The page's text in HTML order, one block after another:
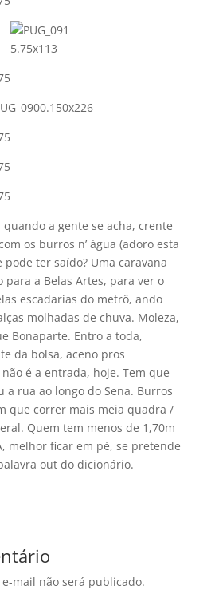
a gente se acha, crente
os burros n’ água (adoro esta
pode ter saí­do? Uma caravana
para a Belas Artes, para ver o
escadarias do metrô, ando
molhadas de chuva. Moleza,
Bonaparte. Entro a toda,
da bolsa, aceno pros
é a entrada, hoje. Tem que
a rua ao longo do Sena. Burros
que correr mais meia quadra /
Quem tem menos de 1,70m
melhor ficar em pé, se pretende
out do dicionário.
mail não será publicado.